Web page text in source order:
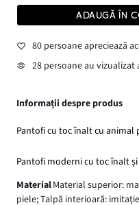
ADAUGĂ ÎN
80 persoane apreciează
28 persoane au
Informații despre produs
Pantofi cu toc înalt cu
Pantofi moderni cu toc înalt
MaterialMaterial superior:
piele; Talpă interioară: